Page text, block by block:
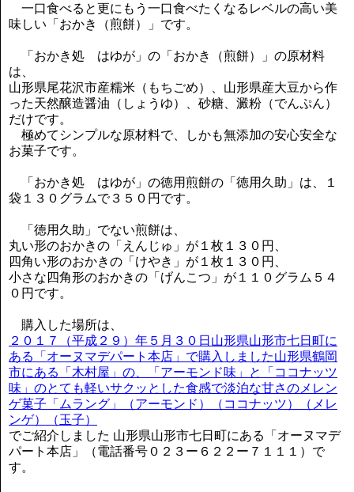
一口食べると更にもう一口食べたくなるレベルの高い美
味しい「おかき（煎餅）」です。
「おかき処 はゆが」の「おかき（煎餅）」の原材料
は、
山形県尾花沢市産糯米（もちごめ）、山形県産大豆から作
った天然醸造醤油（しょうゆ）、砂糖、澱粉（でんぷん）
だけです。
極めてシンプルな原材料で、しかも無添加の安心安全な
お菓子です。
「おかき処 はゆが」の徳用煎餅の「徳用久助」は、１
袋１３０グラムで３５０円です。
「徳用久助」でない煎餅は、
丸い形のおかきの「えんじゅ」が１枚１３０円、
四角い形のおかきの「けやき」が１枚１３０円、
小さな四角形のおかきの「げんこつ」が１１０グラム５４
０円です。
購入した場所は、
２０１７（平成２９）年５月３０日山形県山形市七日町に
ある「オーヌマデパート本店」で購入しました山形県鶴岡
市にある「木村屋」の、「アーモンド味」と「ココナッツ
味」のとても軽いサクッとした食感で淡泊な甘さのメレン
ゲ菓子「ムラング」（アーモンド）（ココナッツ）（メレ
ンゲ）（玉子）
でご紹介しました 山形県山形市七日町にある「オーヌマデ
パート本店」（電話番号０２３ー６２２ー７１１１）で
す。